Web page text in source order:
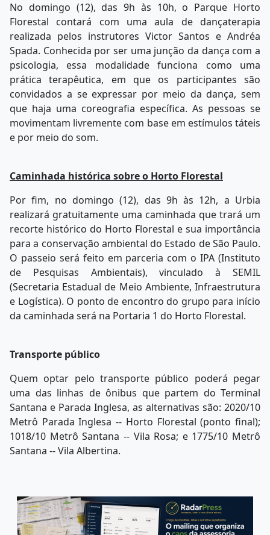
No domingo (12), das 9h às 10h, o Parque Horto
Florestal contará com uma aula de dançaterapia
realizada pelos instrutores Victor Santos e Andréa
Spada. Conhecida por ser uma junção da dança com a
psicologia, essa modalidade funciona como uma
prática terapêutica, em que os participantes são
convidados a se expressar por meio da dança, sem
que haja uma coreografia específica. As pessoas se
movimentam livremente com base em estímulos táteis
e por meio do som.
Caminhada histórica sobre o Horto Florestal
Por fim, no domingo (12), das 9h às 12h, a Urbia
realizará gratuitamente uma caminhada que trará um
recorte histórico do Horto Florestal e sua importância
para a conservação ambiental do Estado de São Paulo.
O passeio será feito em parceria com o IPA (Instituto
de Pesquisas Ambientais), vinculado à SEMIL
(Secretaria Estadual de Meio Ambiente, Infraestrutura
e Logística). O ponto de encontro do grupo para início
da caminhada será na Portaria 1 do Horto Florestal.
Transporte público
Quem optar pelo transporte público poderá pegar
uma das linhas de ônibus que partem do Terminal
Santana e Parada Inglesa, as alternativas são: 2020/10
Metrô Parada Inglesa -- Horto Florestal (ponto final);
1018/10 Metrô Santana -- Vila Rosa; e 1775/10 Metrô
Santana -- Vila Albertina.